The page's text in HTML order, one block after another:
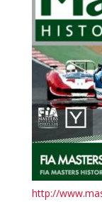
http://